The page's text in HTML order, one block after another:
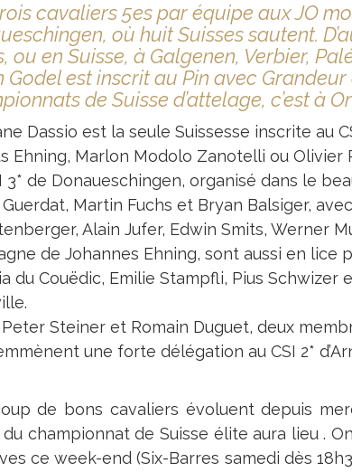
cavaliers 5es par équipe aux JO
où huit Suisses sautent.
ou en Suisse, à Galgenen, Verbier,
Godel est inscrit au Pin avec
de Suisse d’attelage, c’est à
Dassio est la seule Suissesse inscrite au
Ehning, Marlon Modolo Zanotelli ou
3* de Donaueschingen, organisé dans le
Martin Fuchs et Bryan Balsiger,
Alain Jufer, Edwin Smits, Werner
de Johannes Ehning, sont aussi en lice
du Couëdic, Emilie Stampfli, Pius Schwizer
Steiner et Romain Duguet, deux
une forte délégation au CSI 2*
de bons cavaliers évoluent depuis
championnat de Suisse élite aura lieu .
ce week-end (Six-Barres samedi dès